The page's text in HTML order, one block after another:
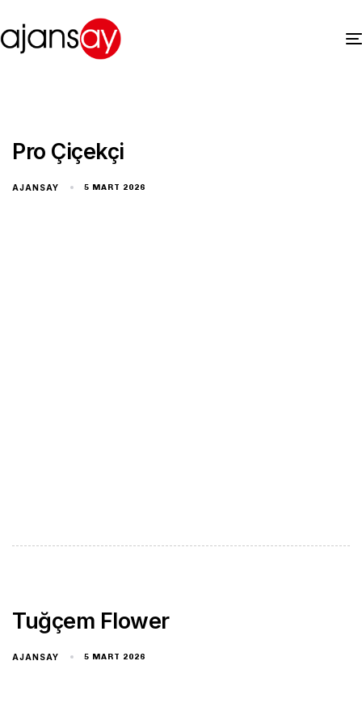
Pro Çiçekçi
AJANSAY 5 MART 2026
Tuğçem Flower
AJANSAY 5 MART 2026